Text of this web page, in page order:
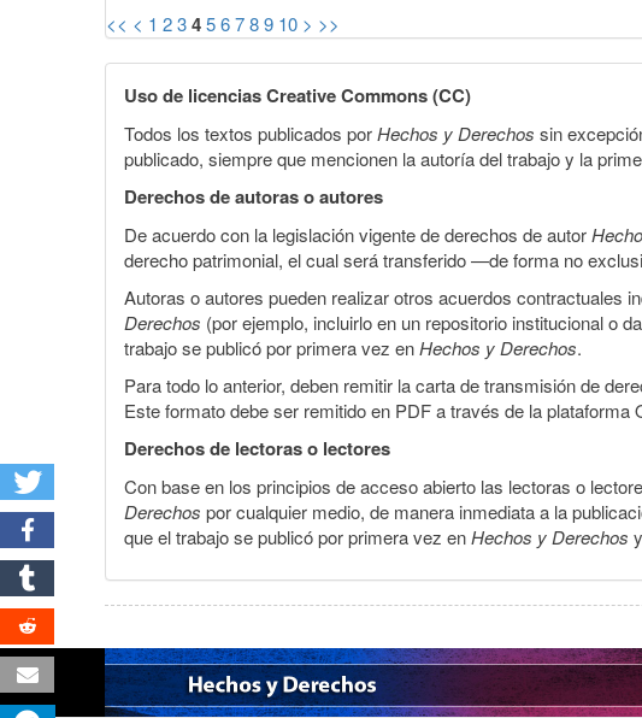
<< < 1 23456789 10 > >>
Uso de licencias Creative Commons (CC)
Todos los textos publicados porHechos y Derechos sin
publicado, siempre que mencionen la autoría del trabajo y la
Derechos de autoras o autores
De acuerdo con la legislación vigente de derechos de autor
derecho patrimonial, el cual será transferido —de forma no
Autoras o autores pueden realizar otros acuerdos contractuales
Derechos (por ejemplo, incluirlo en un repositorio institucional o
trabajo se publicó por primera vez enHechos y Derechos.
Para todo lo anterior, deben remitir la carta de transmisión de
Este formato debe ser remitido en PDF a través de la plataforma
Derechos de lectoras o lectores
Con base en los principios de acceso abierto las lectoras o
Derechos por cualquier medio, de manera inmediata a la
que el trabajo se publicó por primera vez enHechos y Derechos